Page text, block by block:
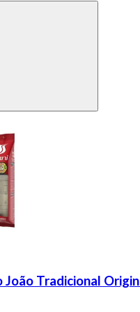
João Tradicional